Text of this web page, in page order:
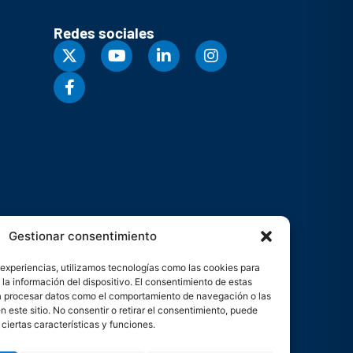
Gestionar consentimiento
utilizamos tecnologías como las cookies para
información del dispositivo. El consentimiento de estas
datos como el comportamiento de navegación o las
este sitio. No consentir o retirar el consentimiento, puede
características y funciones.
Redes sociales